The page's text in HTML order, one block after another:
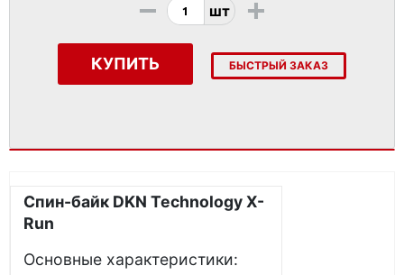
- шт +
КУПИТЬ БЫСТРЫЙ ЗАКАЗ
Спин-байк DKN Technology X-
Run
Основные характеристики: